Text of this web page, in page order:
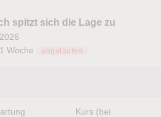
spitzt sich die Lage zu
1 Woche abgelaufen
Kurs (bei